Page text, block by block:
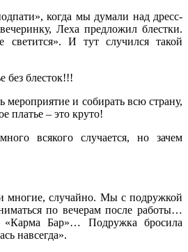
когда мы думали над дресс-
Леха предложил блестки.
светится». И тут случился такой
без блесток!!!
мероприятие и собирать всю страну,
платье – это круто!
всякого случается, но зачем
многие, случайно. Мы с подружкой
по вечерам после работы…
«Карма Бар»… Подружка бросила
навсегда».